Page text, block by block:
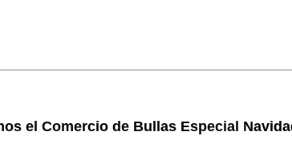
el Comercio de Bullas Especial